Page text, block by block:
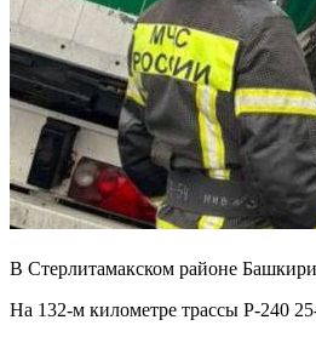
В Стерлитамакском районе
На 132-м километре трассы Р-240